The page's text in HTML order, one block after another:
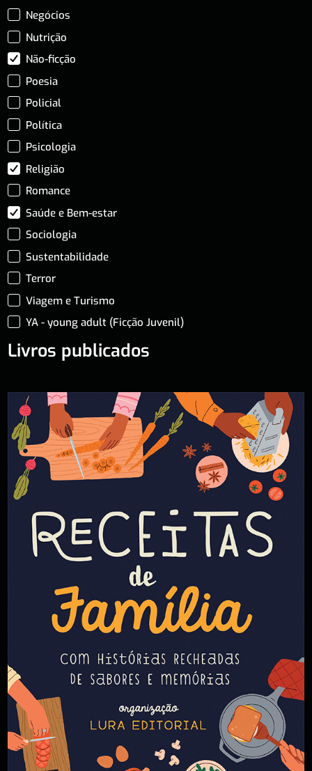
Negócios
Nutrição
Não-ficção
Poesia
Policial
Política
Psicologia
Religião
Romance
Saúde e Bem-estar
Sociologia
Sustentabilidade
Terror
Viagem e Turismo
YA - young adult (Ficção Juvenil)
Livros publicados